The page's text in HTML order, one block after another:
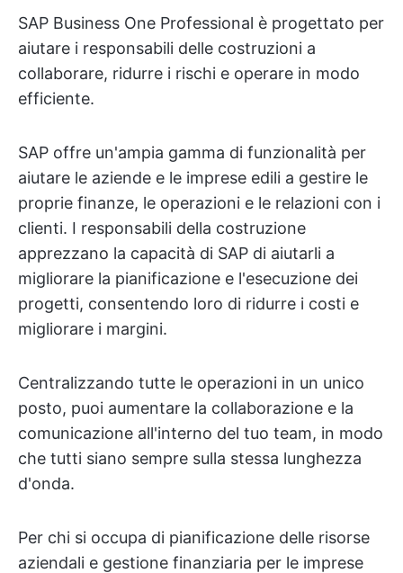
SAP Business One Professional è progettato per
aiutare i responsabili delle costruzioni a
collaborare, ridurre i rischi e operare in modo
efficiente.
SAP offre un'ampia gamma di funzionalità per
aiutare le aziende e le imprese edili a gestire le
proprie finanze, le operazioni e le relazioni con i
clienti. I responsabili della costruzione
apprezzano la capacità di SAP di aiutarli a
migliorare la pianificazione e l'esecuzione dei
progetti, consentendo loro di ridurre i costi e
migliorare i margini.
Centralizzando tutte le operazioni in un unico
posto, puoi aumentare la collaborazione e la
comunicazione all'interno del tuo team, in modo
che tutti siano sempre sulla stessa lunghezza
d'onda.
Per chi si occupa di pianificazione delle risorse
aziendali e gestione finanziaria per le imprese